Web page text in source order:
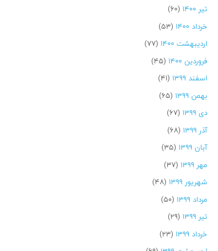
تیر ۱۴۰۰
(۶۰)
خرداد ۱۴۰۰
(۵۳)
اردیبهشت ۱۴۰۰
(۷۷)
فروردین ۱۴۰۰
(۴۵)
اسفند ۱۳۹۹
(۴۱)
بهمن ۱۳۹۹
(۶۵)
دی ۱۳۹۹
(۶۷)
آذر ۱۳۹۹
(۶۸)
آبان ۱۳۹۹
(۳۵)
مهر ۱۳۹۹
(۳۷)
شهریور ۱۳۹۹
(۴۸)
مرداد ۱۳۹۹
(۵۰)
تیر ۱۳۹۹
(۲۹)
خرداد ۱۳۹۹
(۲۳)